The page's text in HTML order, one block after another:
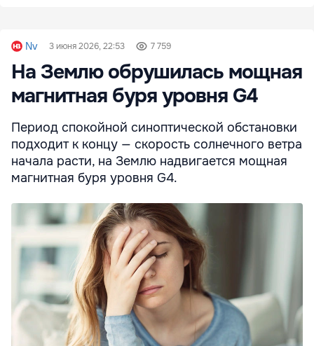
Nv 3 июня 2026, 22:53 7 759
На Землю обрушилась мощная
магнитная буря уровня G4
Период спокойной синоптической обстановки
подходит к концу — скорость солнечного ветра
начала расти, на Землю надвигается мощная
магнитная буря уровня G4.